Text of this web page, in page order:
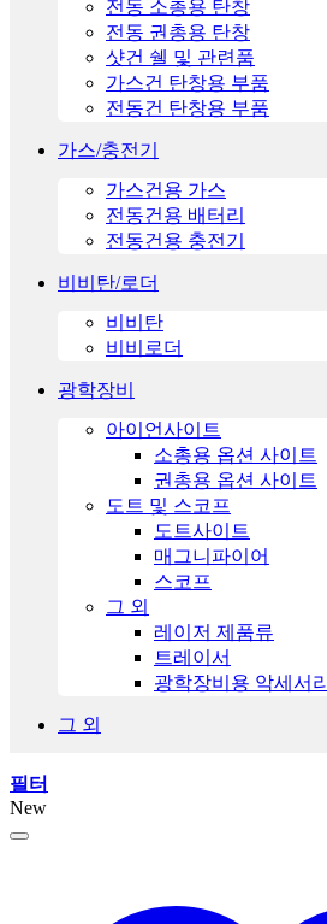
전동 소총용 탄창
전동 권총용 탄창
샷건 쉘 및 관련품
가스건 탄창용 부품
전동건 탄창용 부품
가스/충전기
가스건용 가스
전동건용 배터리
전동건용 충전기
비비탄/로더
비비탄
비비로더
광학장비
아이언사이트
소총용 옵션 사이트
권총용 옵션 사이트
도트 및 스코프
도트사이트
매그니파이어
스코프
그 외
레이저 제품류
트레이서
광학장비용 악세서리
그 외
필터
New